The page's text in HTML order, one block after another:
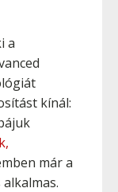
a
kínál:
már a